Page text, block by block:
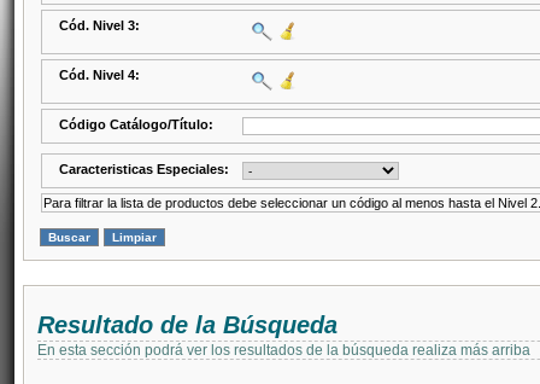
Cód. Nivel 3:
Cód. Nivel 4:
Código Catálogo/Título:
Caracteristicas Especiales:
Para filtrar la lista de productos debe seleccionar un código al menos hasta el Nivel 2.
Resultado de la Búsqueda
En esta sección podrá ver los resultados de la búsqueda realiza más arriba